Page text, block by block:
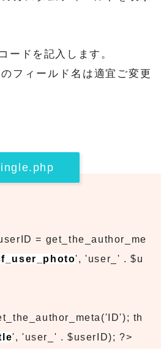
ードを記入します。
フィールド名は適宜ご変更
= get_the_author_me
', 'user_' . $u
th
', 'user_' . $userID); ?>